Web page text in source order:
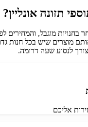
תזונה אונליין?
בחנויות מוגבל, והמחירים
מוצרים שיש בכל חנות
לנסוע שעה דרומה.